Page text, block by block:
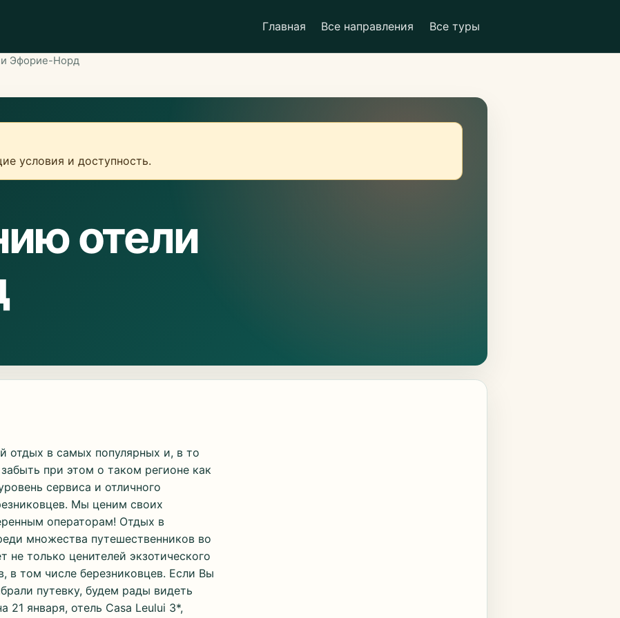
Главная Все направления Все туры
Эфорие-Норд
условия и доступность.
отели
отдых в самых популярных и, в то
при этом о таком регионе как
сервиса и отличного
Мы ценим своих
операторам! Отдых в
множества путешественников во
только ценителей экзотического
в том числе березниковцев. Если Вы
путевку, будем рады видеть
января, отель Casa Leului 3*,